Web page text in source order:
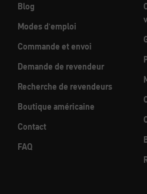
Blog
Modes d'emploi
Commande et envoi
Demande de revendeur
Recherche de revendeurs
Boutique américaine
Contact
FAQ